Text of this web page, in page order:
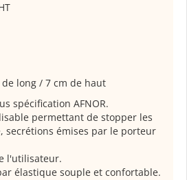
long / 7 cm de haut
spécification AFNOR.
permettant de stopper les
secrétions émises par le porteur
l'utilisateur.
élastique souple et confortable.